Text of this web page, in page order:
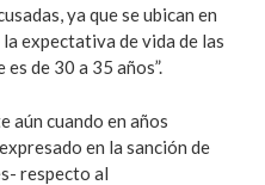
ya que se ubican en
expectativa de vida de las
de 30 a 35 años”.
aún cuando en años
en la sanción de
respecto al